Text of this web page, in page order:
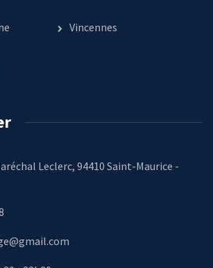
Vincennes
Leclerc, 94410 Saint-Maurice -